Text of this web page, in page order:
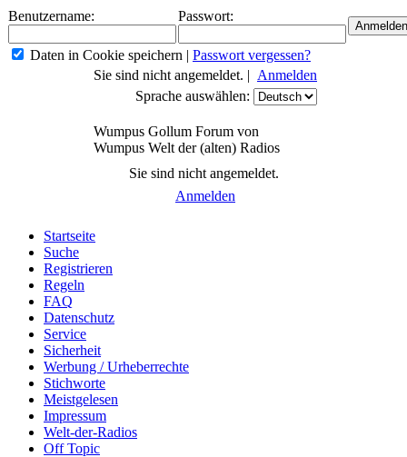
Benutzername: Passwort:
Daten in Cookie speichern | Passwort vergessen?
Sie sind nicht angemeldet. | Anmelden
Sprache auswählen:
Wumpus Gollum Forum von
Wumpus Welt der (alten) Radios
Sie sind nicht angemeldet.
Anmelden
Startseite
Suche
Registrieren
Regeln
FAQ
Datenschutz
Service
Sicherheit
Werbung / Urheberrechte
Stichworte
Meistgelesen
Impressum
Welt-der-Radios
Off Topic